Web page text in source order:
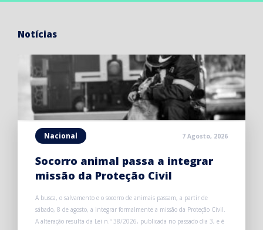
Notícias
Nacional 7 Agosto, 2026
Socorro animal passa a integrar
missão da Proteção Civil
A busca, o salvamento e o socorro de animais passam, a partir de
sábado, 8 de agosto, a integrar formalmente a missão da Proteção Civil.
A alteração resulta da Lei n.º 38/2026, publicada no passado dia 3, e é